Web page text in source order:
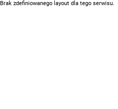
Brak zdefiniowanego layout dla tego serwisu.